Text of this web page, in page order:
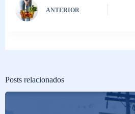
ANTERIOR
Posts relacionados